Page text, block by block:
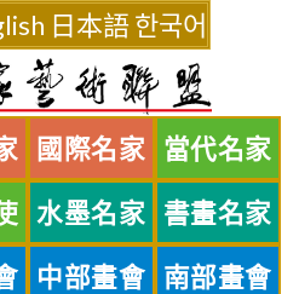
日本語한국어
國際名家 當代名家
水墨名家 書畫名家
中部畫會 南部畫會